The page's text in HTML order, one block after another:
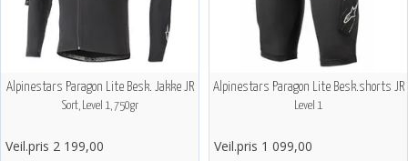
Alpinestars Paragon Lite Besk. Jakke JR
Sort, Level 1, 750gr
Veil.pris 2 199,00
Alpinestars Paragon Lite Besk.shorts JR
Level 1
Veil.pris 1 099,00